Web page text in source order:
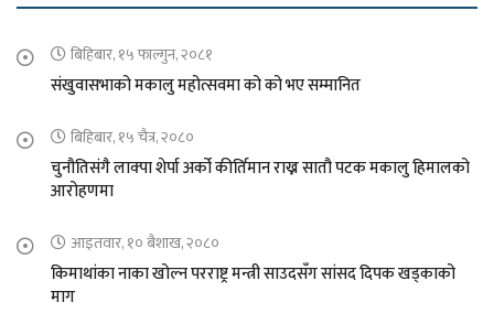
बिहिबार, १५ फाल्गुन, २०८१
संखुवासभाको मकालु महोत्सवमा को को भए सम्मानित
बिहिबार, १५ चैत्र, २०८०
चुनौतिसंगै लाक्पा शेर्पा अर्को कीर्तिमान राख्न सातौ पटक मकालु हिमालको
आरोहणमा
आइतवार, १० बैशाख, २०८०
किमाथांका नाका खोल्न परराष्ट्र मन्त्री साउदसँग सांसद दिपक खड्काको
माग